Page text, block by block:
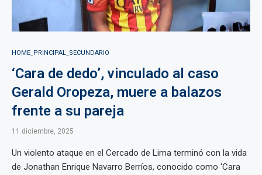
HOME_PRINCIPAL_SECUNDARIO
‘Cara de dedo’, vinculado al caso
Gerald Oropeza, muere a balazos
frente a su pareja
11 diciembre, 2025
Un violento ataque en el Cercado de Lima terminó con la vida
de Jonathan Enrique Navarro Berríos, conocido como ‘Cara